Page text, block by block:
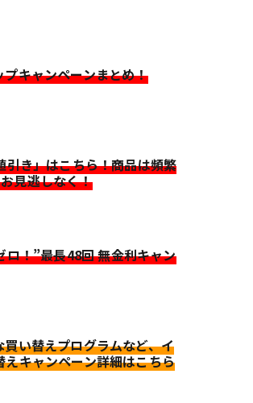
キャンペーンまとめ！
き」はこちら！商品は頻繁
見逃しなく！
！”最長48回 無金利キャン
い替えプログラムなど、イ
キャンペーン詳細はこちら